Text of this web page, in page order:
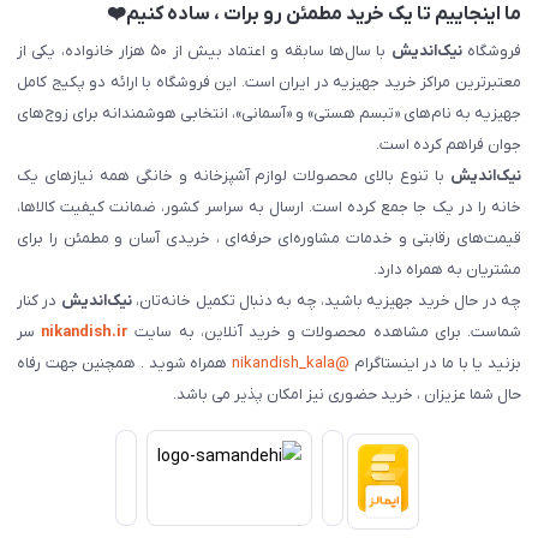
ما اینجاییم تا یک خرید مطمئن رو برات ، ساده کنیم❤️
فروشگاهنیک‌اندیش
با سال‌ها سابقه و اعتماد بیش از ۵۰ هزار خانواده، یکی از
معتبرترین مراکز خرید جهیزیه در ایران است. این فروشگاه با ارائه دو پکیج کامل
جهیزیه به نام‌های «تبسم هستی» و «آسمانی»، انتخابی هوشمندانه برای زوج‌های
جوان فراهم کرده است.
نیک‌اندیش با تنوع بالای محصولات لوازم آشپزخانه و خانگی همه نیازهای یک
خانه را در یک جا جمع کرده است. ارسال به سراسر کشور، ضمانت کیفیت کالاها،
قیمت‌های رقابتی و خدمات مشاوره‌ای حرفه‌ای ، خریدی آسان و مطمئن را برای
مشتریان به همراه دارد.
چه در حال خرید جهیزیه باشید، چه به دنبال تکمیل خانه‌تان،نیک‌اندیش در کنار
شماست. برای مشاهده محصولات و خرید آنلاین، به سایت nikandish.ir سر
بزنید یا با ما در اینستاگرام @nikandish_kala
همراه شوید . همچنین جهت رفاه
حال شما عزیزان ، خرید حضوری نیز امکان پذیر می باشد.